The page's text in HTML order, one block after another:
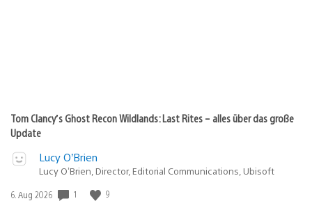
Tom Clancy’s Ghost Recon Wildlands: Last Rites – alles über das große
Update
Lucy O’Brien
Lucy O’Brien, Director, Editorial Communications, Ubisoft
Veröffentlichungsdatum:
6. Aug 2026 1 9